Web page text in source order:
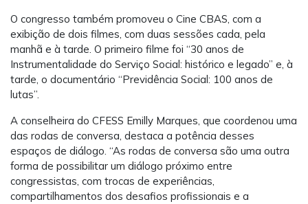
O congresso também promoveu o Cine CBAS, com a
exibição de dois filmes, com duas sessões cada, pela
manhã e à tarde. O primeiro filme foi “30 anos de
Instrumentalidade do Serviço Social: histórico e legado” e, à
tarde, o documentário “Previdência Social: 100 anos de
lutas”.
A conselheira do CFESS Emilly Marques, que coordenou uma
das rodas de conversa, destaca a potência desses
espaços de diálogo. “As rodas de conversa são uma outra
forma de possibilitar um diálogo próximo entre
congressistas, com trocas de experiências,
compartilhamentos dos desafios profissionais e a